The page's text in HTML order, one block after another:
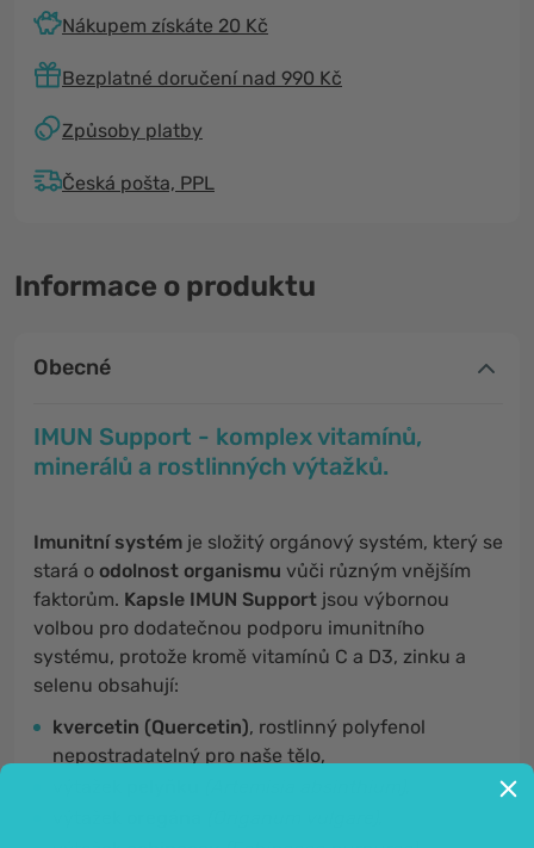
Nákupem získáte 20 Kč
Bezplatné doručení nad 990 Kč
Způsoby platby
Česká pošta, PPL
Informace o produktu
Obecné
IMUN Support - komplex vitamínů,
minerálů a rostlinných výtažků.
Imunitní systém je složitý orgánový systém, který se
stará o odolnost organismu vůči různým vnějším
faktorům. Kapsle IMUN Support jsou výbornou
volbou pro dodatečnou podporu imunitního
systému, protože kromě vitamínů C a D3, zinku a
selenu obsahují:
kvercetin (Quercetin), rostlinný polyfenol
nepostradatelný pro naše tělo,